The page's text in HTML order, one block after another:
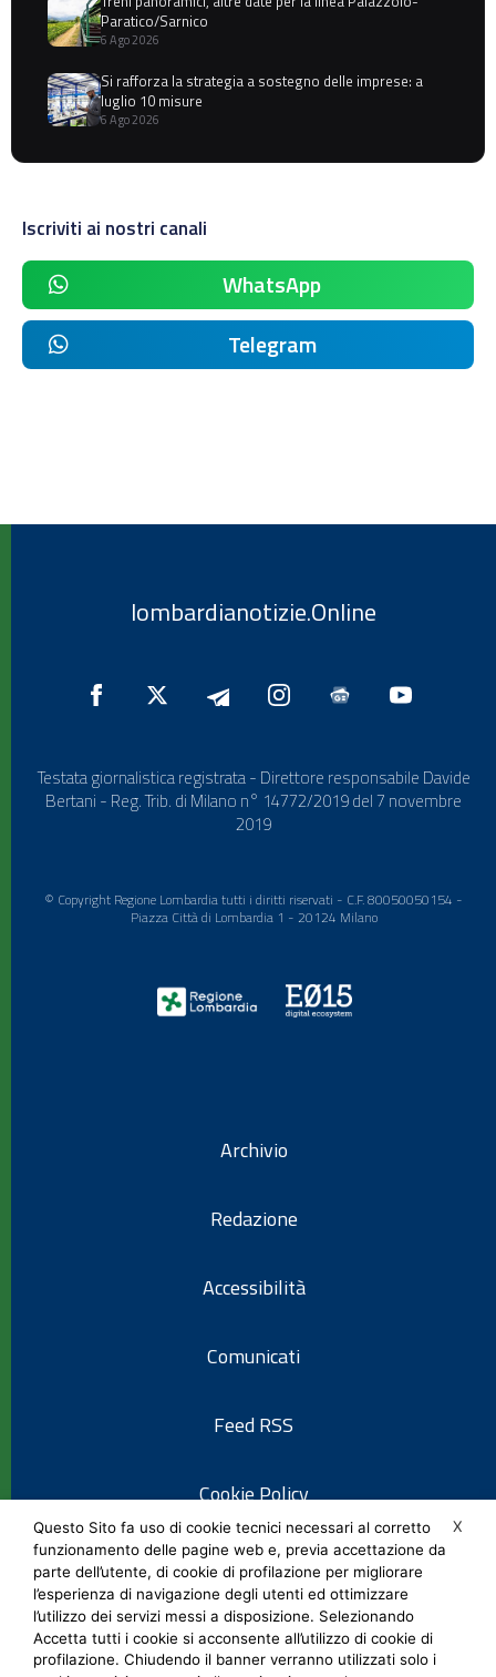
Paratico/Sarnico
6 Ago 2026
Si rafforza la strategia a sostegno delle imprese: a
luglio 10 misure
6 Ago 2026
Iscriviti ai nostri canali
WhatsApp
Telegram
lombardianotizie.Online
Testata giornalistica registrata - Direttore responsabile Davide
Bertani - Reg. Trib. di Milano n° 14772/2019 del 7 novembre
2019
© Copyright Regione Lombardia tutti i diritti riservati - C.F. 80050050154 -
Piazza Città di Lombardia 1 - 20124 Milano
Archivio
Redazione
Accessibilità
Comunicati
Feed RSS
Cookie Policy
Informativa privacy
Note legali
X
Questo Sito fa uso di cookie tecnici necessari al corretto
funzionamento delle pagine web e, previa accettazione da
parte dell’utente, di cookie di profilazione per migliorare
l’esperienza di navigazione degli utenti ed ottimizzare
l’utilizzo dei servizi messi a disposizione. Selezionando
Accetta tutti i cookie si acconsente all’utilizzo di cookie di
profilazione. Chiudendo il banner verranno utilizzati solo i